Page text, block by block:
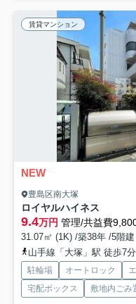
賃貸マンション
NEW
豊島区南大塚
ロイヤルハイネス
9.4万円 管理/共益費
31.07㎡ (1K) /築38年 /5階建
山手線「大塚」駅 徒歩7分
駐輪場 オートロック
宅配ボックス
敷地内ごみ